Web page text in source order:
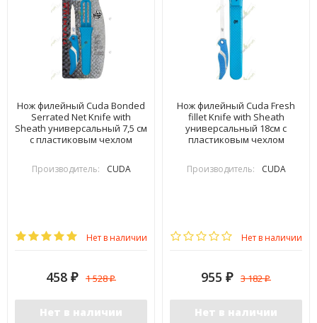
Нож филейный Cuda Bonded
Serrated Net Knife with
Sheath универсальный 7,5 см
с пластиковым чехлом
Производитель: CUDA
Нет в наличии
458 ₽ 1 528₽
Нет в наличии
Нож филейный Cuda Fresh
fillet Knife with Sheath
универсальный 18см с
пластиковым чехлом
Производитель: CUDA
Нет в наличии
955 ₽ 3 182₽
Нет в наличии